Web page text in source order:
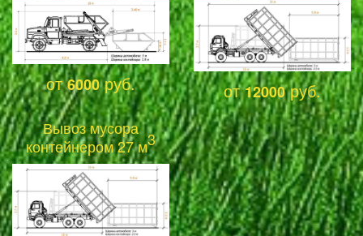
от6000руб. от12000руб.
Вывоз мусора
контейнером 27 м3